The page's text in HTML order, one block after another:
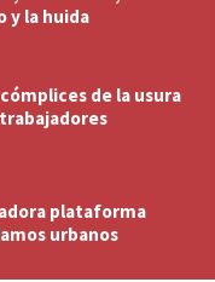
y la huida
de la usura
plataforma
urbanos